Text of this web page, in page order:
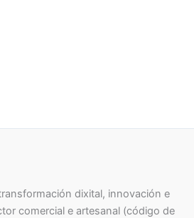
dixital, innovación e
comercial e artesanal (código de